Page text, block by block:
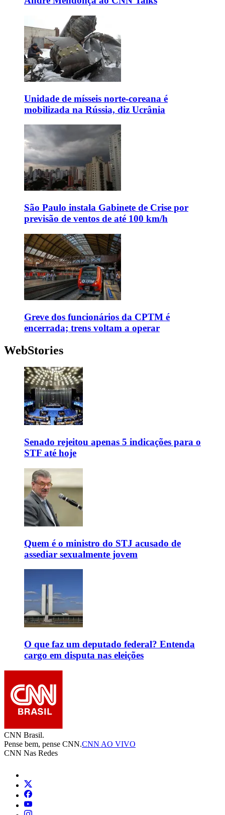
Unidade de mísseis norte-coreana é
mobilizada na Rússia, diz Ucrânia
São Paulo instala Gabinete de Crise por
previsão de ventos de até 100 km/h
Greve dos funcionários da CPTM é
encerrada; trens voltam a operar
WebStories
Senado rejeitou apenas 5 indicações para o
STF até hoje
Quem é o ministro do STJ acusado de
assediar sexualmente jovem
O que faz um deputado federal? Entenda
cargo em disputa nas eleições
CNN Brasil.
Pense bem, pense CNN.CNN AO VIVO
CNN Nas Redes